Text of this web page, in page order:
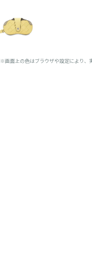
※画面上の色はブラウザや設定により、